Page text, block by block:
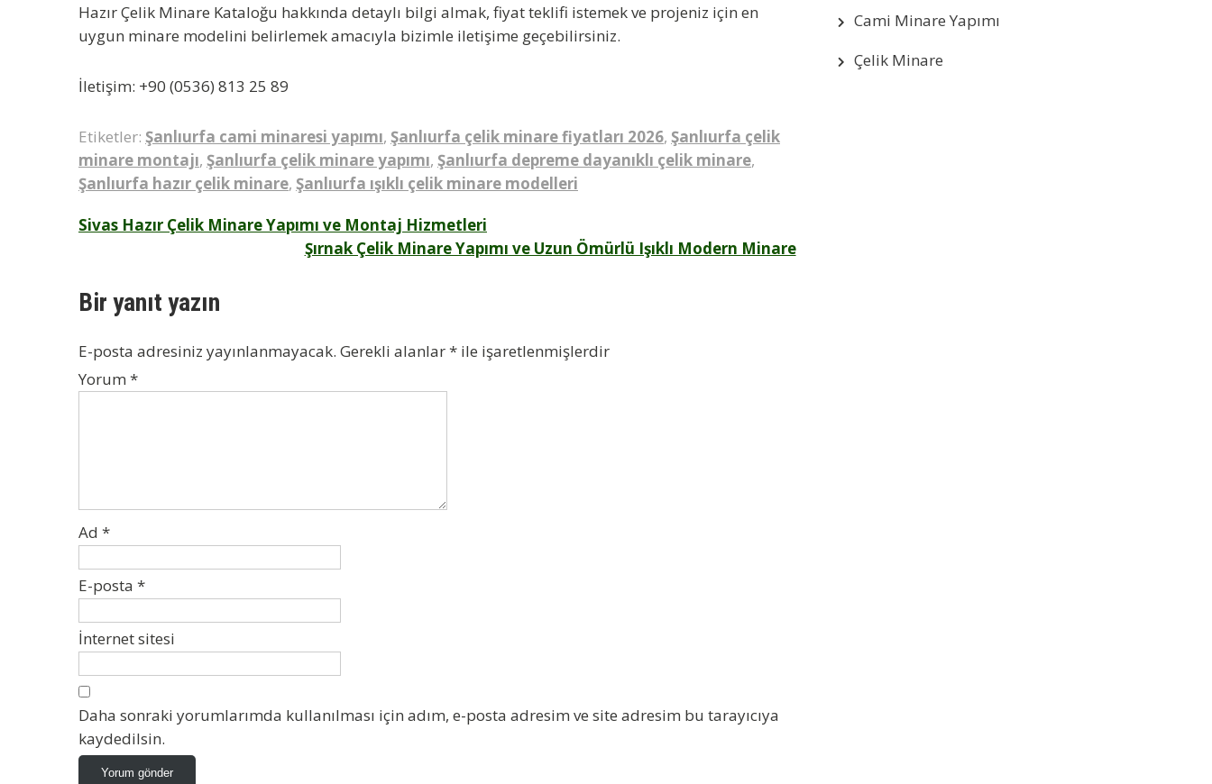
Hazır Çelik Minare Kataloğu hakkında detaylı bilgi almak, fiyat teklifi istemek ve projeniz için en
uygun minare modelini belirlemek amacıyla bizimle iletişime geçebilirsiniz.
İletişim: +90 (0536) 813 25 89
Etiketler: Şanlıurfa cami minaresi yapımı, Şanlıurfa çelik minare fiyatları 2026, Şanlıurfa çelik
minare montajı, Şanlıurfa çelik minare yapımı, Şanlıurfa depreme dayanıklı çelik minare,
Şanlıurfa hazır çelik minare, Şanlıurfa ışıklı çelik minare modelleri
Yazı
Sivas Hazır Çelik Minare Yapımı ve Montaj Hizmetleri
Şırnak Çelik Minare Yapımı ve Uzun Ömürlü Işıklı Modern Minare
Bir yanıt yazın
E-posta adresiniz yayınlanmayacak. Gerekli alanlar* ile işaretlenmişlerdir
Yorum *
Ad *
E-posta *
İnternet sitesi
Daha sonraki yorumlarımda kullanılması için adım, e-posta adresim ve site adresim bu tarayıcıya
kaydedilsin.
Cami Minare Yapımı
Çelik Minare